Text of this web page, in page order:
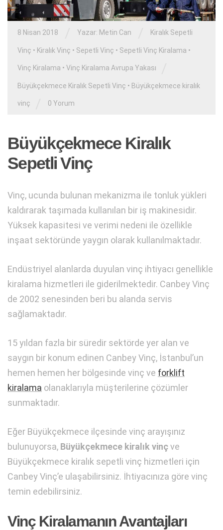
8 Nisan 2018 Yazar: Metin Can Kiralık Sepetli
Vinç • Kiralık Vinç • Sepetli Vinç • Sepetli Vinç Kiralama •
Vinç Kiralama • Vinç Kiralama Avrupa Yakası
Büyükçekmece Kiralık Sepetli Vinç • Büyükçekmece kiralık
vinç 0 Yorum
Büyükçekmece Kiralık
Sepetli Vinç
Vinç, ucunda bulunan mekanizma ile tonluk yükleri
kaldırarak taşımada kullanılan bir iş makinesidir.
Yüksek kapasitesi ve verimi nedeni ile özellikle
inşaat sektöründe yaygın olarak kullanılmaktadır.
Endüstriyel alanlarda duyulan vinç ihtiyacı genellikle
kiralama hizmetleri ile giderilmektedir. Canbey Vinç
de 2002 senesinden beri bu alanda servis
sağlamaktadır.
15 yıldan fazla bir süredir sektörde yer alan ve
saygın bir konum edinen Canbey Vinç, İstanbul’un
hemen hemen her bölgesinde vinç ve forklift
kiralama olanaklarıyla müşterilerine çözümler
sunmaktadır.
Eğer Büyükçekmece ilçesinde vinç arayışınız
bulunuyorsa, Büyükçekmece kiralık vinçve
Büyükçekmece kiralık sepetli vinç hizmetleri için
Canbey Vinç’e ulaşabilirsiniz. İhtiyacınıza göre vinç
temin edebilirsiniz.
Vinç Kiralamanın Avantajları